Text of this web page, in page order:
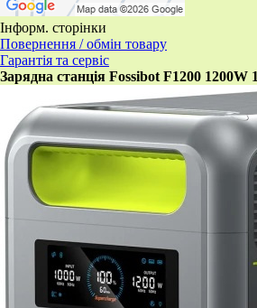
Інформ. сторінки
Повернення / обмін товару
Гарантія та сервіс
Зарядна станція Fossibot F1200 1200W